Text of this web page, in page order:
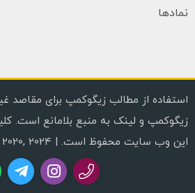
نمادها
استفاده از مطالب زیگوکمپ برای مقاصد
زیگوکمپ و لینک به منبع بلامانع است.
این وب سایت محفوظ است. | Copyright © 2020, 2024